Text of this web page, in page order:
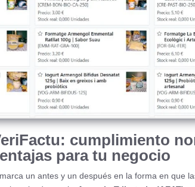
cumplimiento
para tu negocio
marca un antes y un después en la forma en que